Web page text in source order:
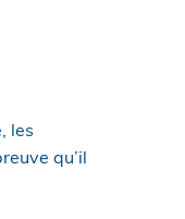
les
qu’il